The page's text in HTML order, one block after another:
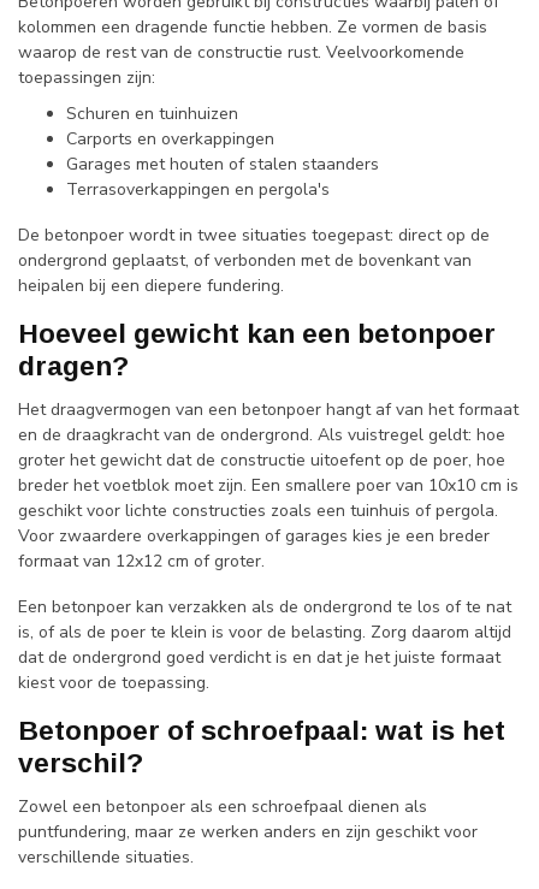
kolommen een dragende functie hebben. Ze vormen de basis
waarop de rest van de constructie rust. Veelvoorkomende
toepassingen zijn:
Schuren en tuinhuizen
Carports en overkappingen
Garages met houten of stalen staanders
Terrasoverkappingen en pergola's
De betonpoer wordt in twee situaties toegepast: direct op de
ondergrond geplaatst, of verbonden met de bovenkant van
heipalen bij een diepere fundering.
Hoeveel gewicht kan een betonpoer
dragen?
Het draagvermogen van een betonpoer hangt af van het formaat
en de draagkracht van de ondergrond. Als vuistregel geldt: hoe
groter het gewicht dat de constructie uitoefent op de poer, hoe
breder het voetblok moet zijn. Een smallere poer van 10x10 cm is
geschikt voor lichte constructies zoals een tuinhuis of pergola.
Voor zwaardere overkappingen of garages kies je een breder
formaat van 12x12 cm of groter.
Een betonpoer kan verzakken als de ondergrond te los of te nat
is, of als de poer te klein is voor de belasting. Zorg daarom altijd
dat de ondergrond goed verdicht is en dat je het juiste formaat
kiest voor de toepassing.
Betonpoer of schroefpaal: wat is het
verschil?
Zowel een betonpoer als een schroefpaal dienen als
puntfundering, maar ze werken anders en zijn geschikt voor
verschillende situaties.